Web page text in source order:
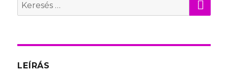
for:
LEÍRÁS